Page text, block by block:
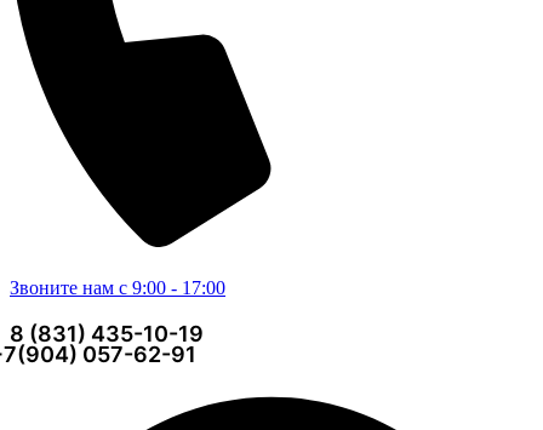
Звоните нам с 9:00 - 17:00
8 (831) 435-10-19
057-62-91